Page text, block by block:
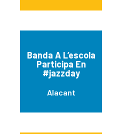
Banda A L’escola
Participa En
#jazzday
Alacant